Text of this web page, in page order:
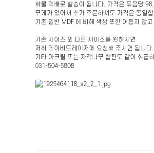
화물 택배로 발송이 됩니다. 가격은 묶음당
무게가 있어서 추가 주문하셔도 가격은 동일
기존 일반 MDF 에 비해 색상 또한 어둡지 않
기존 사이즈 외 다른 사이즈를 원하시면
저히 데이비드레이저에 요청해 주시면 됩니다.
기타 아크릴 또는 자작나무 합판도 같이 취급
031-504-5808